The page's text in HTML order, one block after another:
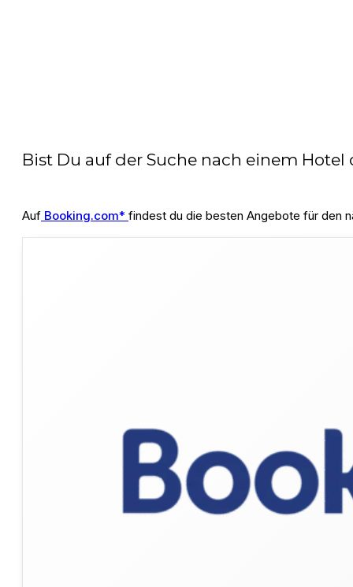
Bist Du auf der Suche nach einem
Auf Booking.com* findest du die besten Angebote für den